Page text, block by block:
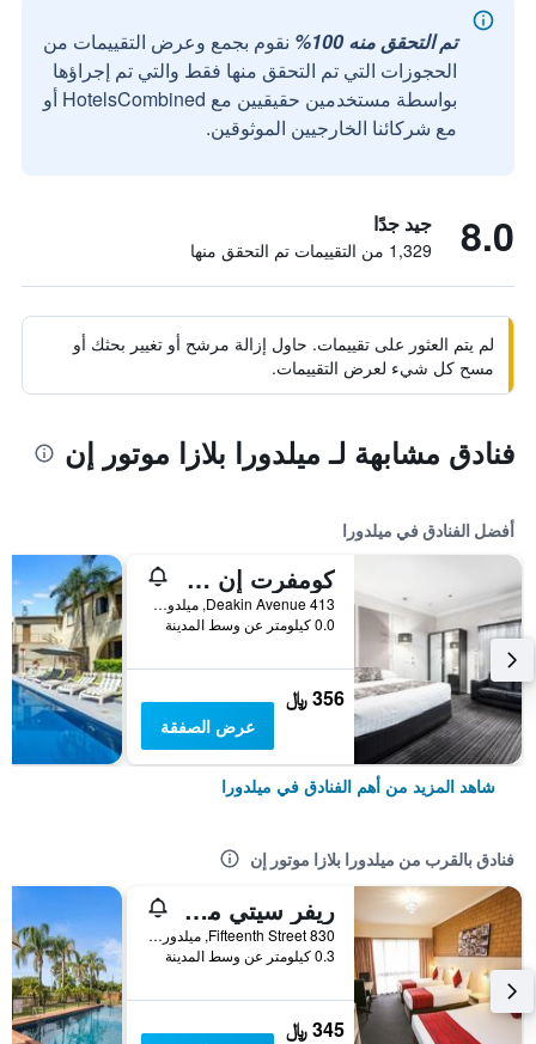
تم التحقق منه 100%
نقوم بجمع وعرض التقييمات من
الحجوزات التي تم التحقق منها فقط والتي تم إجراؤها
بواسطة مستخدمين حقيقيين مع HotelsCombined أو
مع شركائنا الخارجيين الموثوقين.
8.0 جيد جدًا
1,329 من التقييمات تم التحقق منها
لم يتم العثور على تقييمات. حاول إزالة مرشح أو تغيير بحثك أو
مسح كل شيء لعرض التقييمات.
فنادق مشابهة لـ ميلدورا بلازا موتور إن
أفضل الفنادق في ميلدورا
كومفرت إن ديكين بالمز
413 Deakin Avenue, ميلدورا, VIC, أستراليا
0.0 كيلومتر عن وسط المدينة
356 ﷼
عرض الصفقة
شاهد المزيد من أهم الفنادق في ميلدورا
فنادق بالقرب من ميلدورا بلازا موتور إن
ريفر سيتي موتل
830 Fifteenth Street, ميلدورا, VIC, أستراليا
0.3 كيلومتر عن وسط المدينة
345 ﷼